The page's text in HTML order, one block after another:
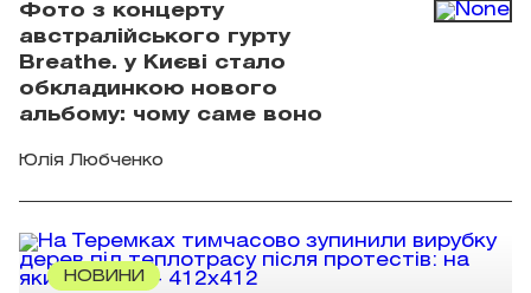
Фото з концерту
австралійського гурту
Breathe. у Києві стало
обкладинкою нового
альбому: чому саме воно
Юлія Любченко
НОВИНИ